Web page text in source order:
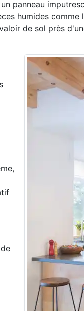
panneau
humides comme
de sol près